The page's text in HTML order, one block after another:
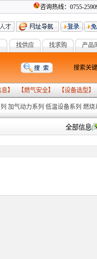
咨询热线：0755-
找供应 找求购 产品
搜索关键
气化系列 报警系列 计量检测系列
息】 【燃气安全】 【设备选型】
加气动力系列 低温设备系列 燃烧
全部信息(